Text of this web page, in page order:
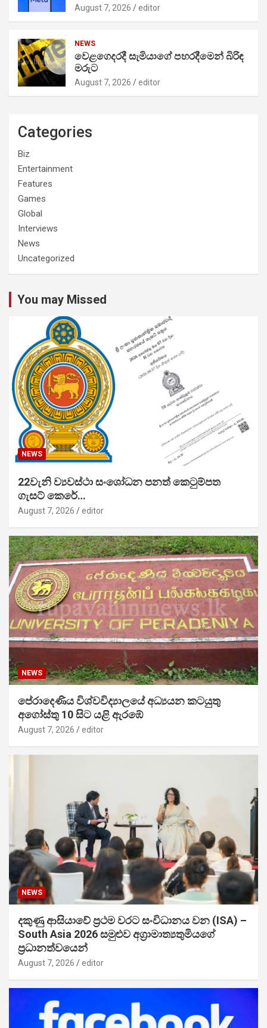
August 7, 2026 editor
NEWS
වෙළගෙදරදී සැමියාගේ පහරදීමෙන් බිරිඳ
මරුට
August 7, 2026 editor
Categories
Biz
Entertainment
Features
Games
Global
Interviews
News
Uncategorized
You may Missed
NEWS
22වැනි ව්‍යවස්ථා සංශෝධන පනත් කෙටුම්පත
ගැසට් කෙරේ…
August 7, 2026 editor
NEWS
පේරාදෙණිය විශ්වවිද්‍යාලයේ අධ්‍යයන කටයුතු
අගෝස්තු 10 සිට යළි ඇරඹේ
August 7, 2026 editor
NEWS
දකුණු ආසියාවේ ප්‍රථම වරට සංවිධානය වන (ISA) –
South Asia 2026 සමුළුව අග්‍රාමාත්‍යතුමියගේ
ප්‍රධානත්වයෙන්
August 7, 2026 editor